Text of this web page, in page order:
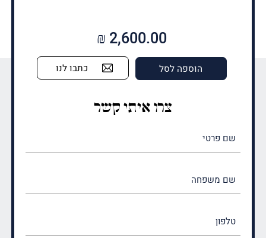
₪ 2,600.00
הוספה לסל כתבו לנו
צרו איתי קשר
(חובה)
(חובה)